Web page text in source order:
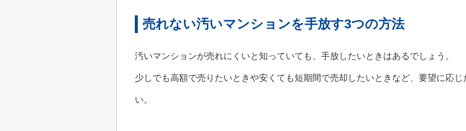
売れない汚いマンションを手放す3つの方法
汚いマンションが売れにくいと知っていても、手放したいときはあるでしょう。
少しでも高額で売りたいときや安くても短期間で売却したいときなど、要望に応
い。